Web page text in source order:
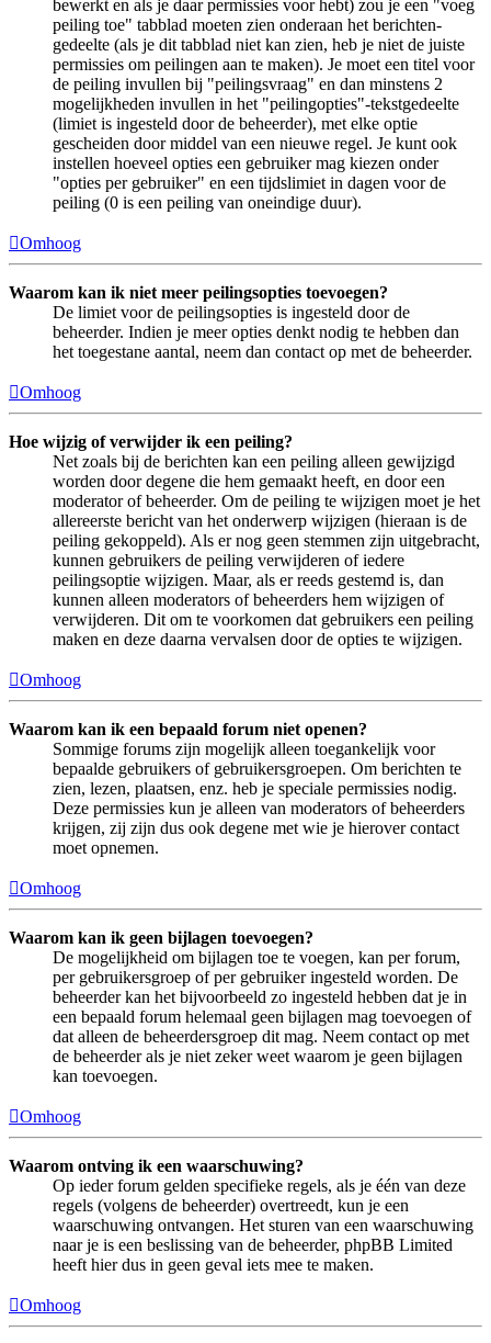
bewerkt en als je daar permissies voor hebt) zou je een "voeg
peiling toe" tabblad moeten zien onderaan het berichten-
gedeelte (als je dit tabblad niet kan zien, heb je niet de juiste
permissies om peilingen aan te maken). Je moet een titel voor
de peiling invullen bij "peilingsvraag" en dan minstens 2
mogelijkheden invullen in het "peilingopties"-tekstgedeelte
(limiet is ingesteld door de beheerder), met elke optie
gescheiden door middel van een nieuwe regel. Je kunt ook
instellen hoeveel opties een gebruiker mag kiezen onder
"opties per gebruiker" en een tijdslimiet in dagen voor de
peiling (0 is een peiling van oneindige duur).
Omhoog
Waarom kan ik niet meer peilingsopties toevoegen?
De limiet voor de peilingsopties is ingesteld door de
beheerder. Indien je meer opties denkt nodig te hebben dan
het toegestane aantal, neem dan contact op met de beheerder.
Omhoog
Hoe wijzig of verwijder ik een peiling?
Net zoals bij de berichten kan een peiling alleen gewijzigd
worden door degene die hem gemaakt heeft, en door een
moderator of beheerder. Om de peiling te wijzigen moet je het
allereerste bericht van het onderwerp wijzigen (hieraan is de
peiling gekoppeld). Als er nog geen stemmen zijn uitgebracht,
kunnen gebruikers de peiling verwijderen of iedere
peilingsoptie wijzigen. Maar, als er reeds gestemd is, dan
kunnen alleen moderators of beheerders hem wijzigen of
verwijderen. Dit om te voorkomen dat gebruikers een peiling
maken en deze daarna vervalsen door de opties te wijzigen.
Omhoog
Waarom kan ik een bepaald forum niet openen?
Sommige forums zijn mogelijk alleen toegankelijk voor
bepaalde gebruikers of gebruikersgroepen. Om berichten te
zien, lezen, plaatsen, enz. heb je speciale permissies nodig.
Deze permissies kun je alleen van moderators of beheerders
krijgen, zij zijn dus ook degene met wie je hierover contact
moet opnemen.
Omhoog
Waarom kan ik geen bijlagen toevoegen?
De mogelijkheid om bijlagen toe te voegen, kan per forum,
per gebruikersgroep of per gebruiker ingesteld worden. De
beheerder kan het bijvoorbeeld zo ingesteld hebben dat je in
een bepaald forum helemaal geen bijlagen mag toevoegen of
dat alleen de beheerdersgroep dit mag. Neem contact op met
de beheerder als je niet zeker weet waarom je geen bijlagen
kan toevoegen.
Omhoog
Waarom ontving ik een waarschuwing?
Op ieder forum gelden specifieke regels, als je één van deze
regels (volgens de beheerder) overtreedt, kun je een
waarschuwing ontvangen. Het sturen van een waarschuwing
naar je is een beslissing van de beheerder, phpBB Limited
heeft hier dus in geen geval iets mee te maken.
Omhoog